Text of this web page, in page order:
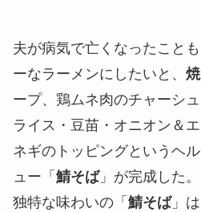
夫が病気で亡くなったこと
ーなラーメンにしたいと、
ープ、鶏ムネ肉のチャーシ
ライス・豆苗・オニオン＆
ネギのトッピングというヘ
ュー「 鯖そば」が完成した。
独特な味わいの「 鯖そば」